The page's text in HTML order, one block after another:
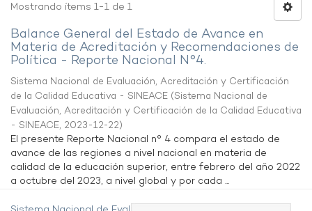
Mostrando ítems 1-1 de 1
Balance General del Estado de Avance en
Materia de Acreditación y Recomendaciones de
Política - Reporte Nacional N°4.
Sistema Nacional de Evaluación, Acreditación y Certificación
de la Calidad Educativa - SINEACE (Sistema Nacional de
Evaluación, Acreditación y Certificación de la Calidad Educativa
- SINEACE, 2023-12-22)
El presente Reporte Nacional n° 4 compara el estado de
avance de las regiones a nivel nacional en materia de
calidad de la educación superior, entre febrero del año 2022
a octubre del 2023, a nivel global y por cada ...